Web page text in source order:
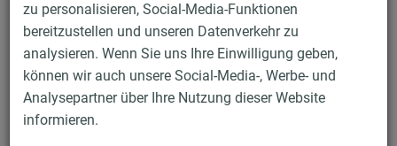
zu personalisieren, Social-Media-Funktionen
bereitzustellen und unseren Datenverkehr zu
analysieren. Wenn Sie uns Ihre Einwilligung geben,
können wir auch unsere Social-Media-, Werbe- und
Analysepartner über Ihre Nutzung dieser Website
informieren.
Produkte Befestigungstechnik Montageteile Sechskantmuttern
49 / 80